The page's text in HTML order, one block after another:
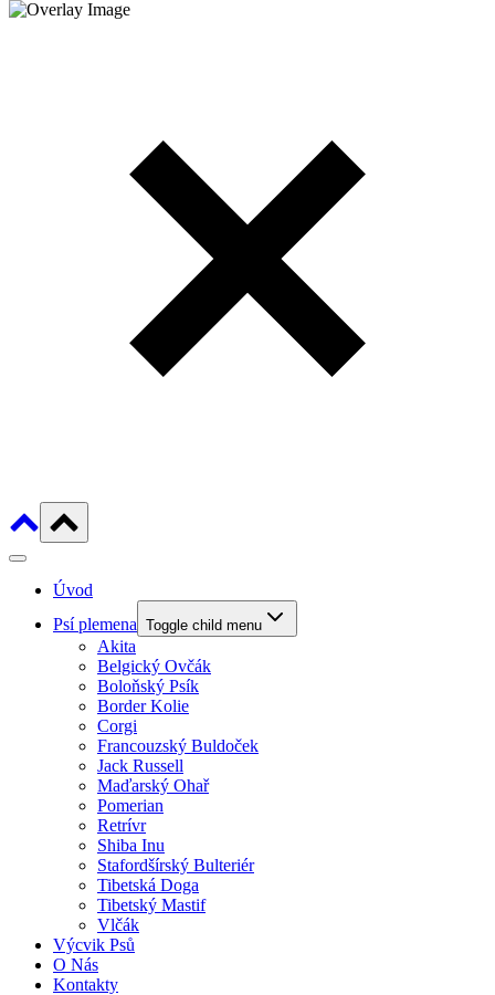
Úvod
Psí plemena Toggle child menu
Akita
Belgický Ovčák
Boloňský Psík
Border Kolie
Corgi
Francouzský Buldoček
Jack Russell
Maďarský Ohař
Pomerian
Retrívr
Shiba Inu
Stafordšírský Bulteriér
Tibetská Doga
Tibetský Mastif
Vlčák
Výcvik Psů
O Nás
Kontakty